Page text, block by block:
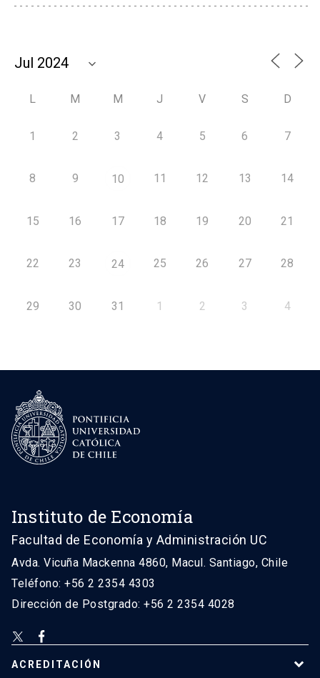
L M M J V S D
1 2 3 4 5 6 7
8 9 10 11 12 13 14
15 16 17 18 19 20 21
22 23 24 25 26 27 28
29 30 31 1 2 3 4
Instituto de Economía
Facultad de Economía y Administración UC
Avda. Vicuña Mackenna 4860, Macul. Santiago, Chile
Teléfono: +56 2 2354 4303
Dirección de Postgrado: +56 2 2354 4028
ACREDITACIÓN